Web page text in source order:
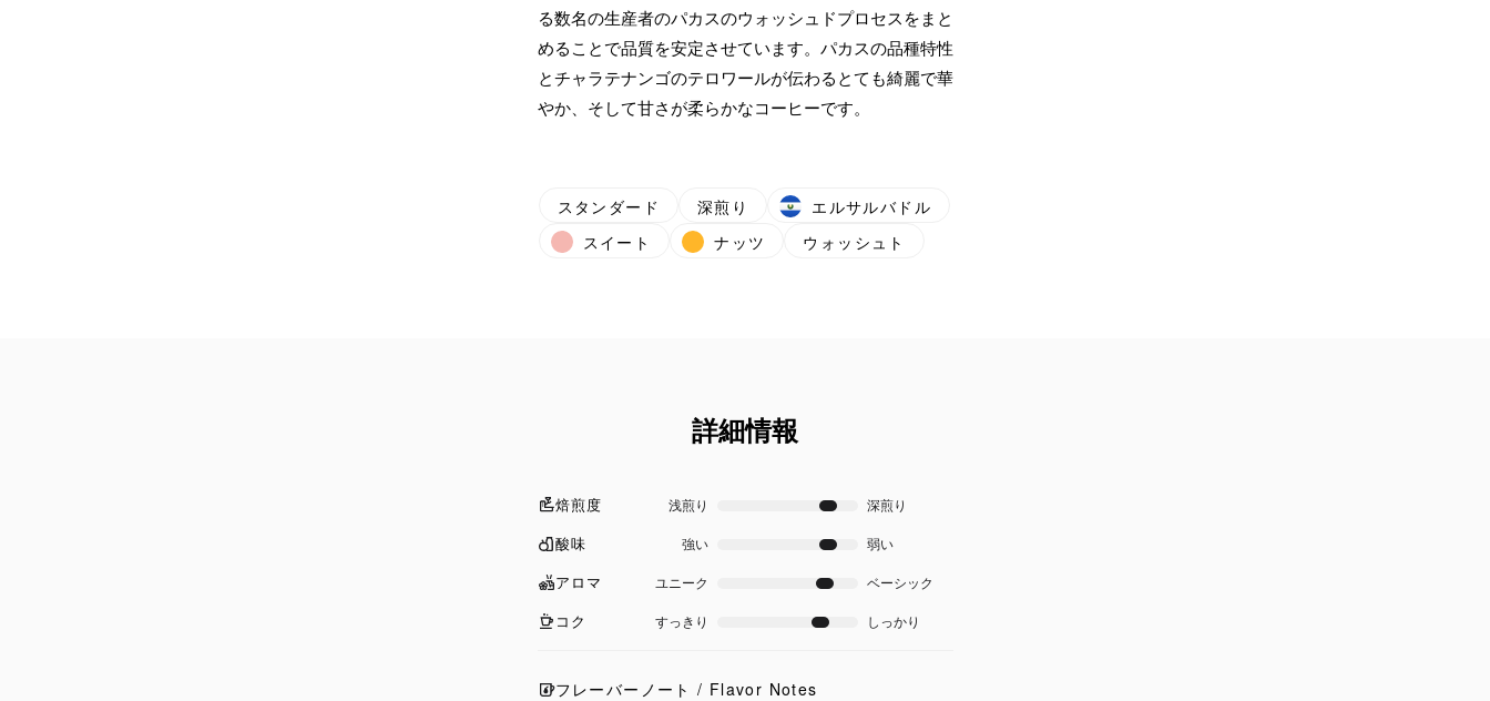
る数名の生産者のパカスのウォッシュドプロセスをまと
めることで品質を安定させています。パカスの品種特性
とチャラテナンゴのテロワールが伝わるとても綺麗で華
やか、そして甘さが柔らかなコーヒーです。
スタンダード 深煎り
エルサルバドル
スイート
ナッツ ウォッシュト
詳細情報
焙煎度 浅煎り 深煎り
酸味 強い 弱い
アロマ ユニーク ベーシック
コク すっきり しっかり
フレーバーノート / Flavor Notes